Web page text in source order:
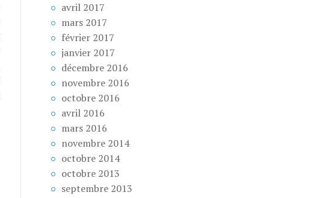
avril 2017
mars 2017
février 2017
janvier 2017
décembre 2016
novembre 2016
octobre 2016
avril 2016
mars 2016
novembre 2014
octobre 2014
octobre 2013
septembre 2013